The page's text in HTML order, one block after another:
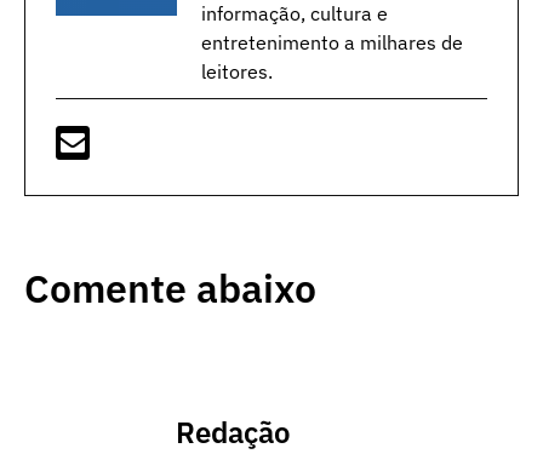
informação, cultura e
entretenimento a milhares de
leitores.
Comente abaixo
Redação